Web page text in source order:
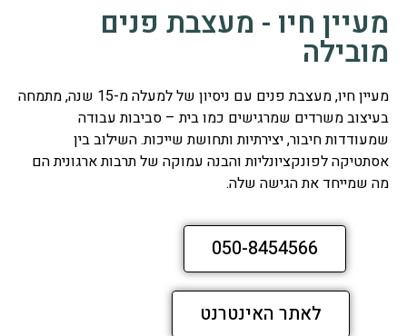
מעיין חיו - מעצבת פנים
מובילה
מעיין חיו, מעצבת פנים עם ניסיון של למעלה מ-15 שנה, מתמחה
בעיצוב משרדים שמרגישים כמו בית – סביבות עבודה
שמעודדות חיבור, יצירתיות ותחושת שייכות. השילוב בין
אסתטיקה לפונקציונליות והבנה עמוקה של תרבות ארגונית הם
מה שמייחד את הגישה שלה.
050-8454566
לאתר האינטרנט